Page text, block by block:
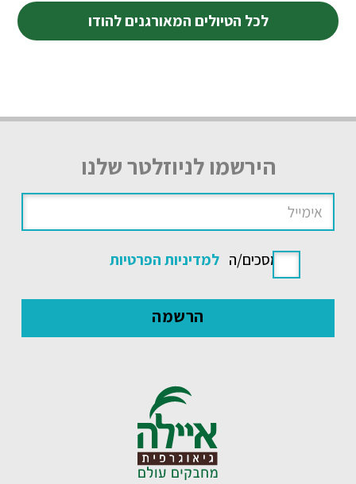
לכל הטיולים המאורגנים להודו
הירשמו לניוזלטר שלנו
אני מסכים/ה למדיניות הפרטיות